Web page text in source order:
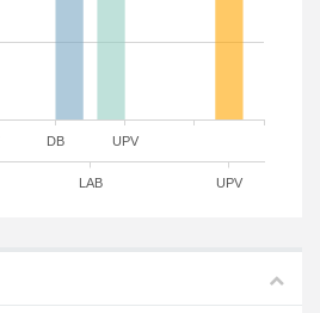
DB UPV
LAB UPV